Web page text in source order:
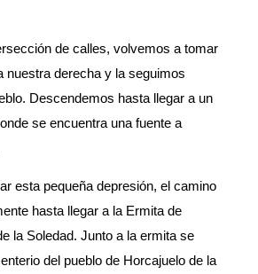
de calles, volvemos a tomar
nuestra derecha y la seguimos
Descendemos hasta llegar a un
se encuentra una fuente a
esta pequeña depresión, el camino
hasta llegar a la Ermita de
la Soledad. Junto a la ermita se
del pueblo de Horcajuelo de la